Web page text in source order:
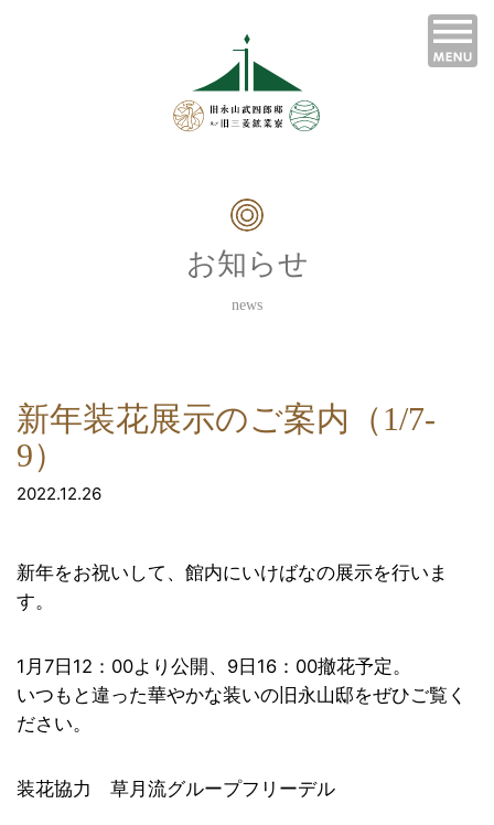
お知らせ
news
新年装花展示のご案内（1/7-
9）
2022.12.26
新年をお祝いして、館内にいけばなの展示を行いま
す。
1月7日12：00より公開、9日16：00撤花予定。
いつもと違った華やかな装いの旧永山邸をぜひご覧く
ださい。
装花協力 草月流グループフリーデル